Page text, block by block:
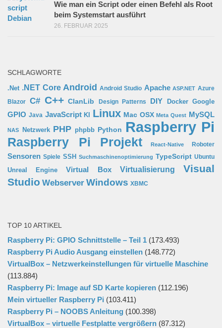
Wie man ein Script oder einen Befehl als Root
beim Systemstart ausführt
26. FEBRUAR 2025
SCHLAGWORTE
.Net .NET Core Android Android Studio Apache ASP.NET Azure
Blazor C# C++ ClanLib Design Patterns DIY Docker Google
GPIO Java JavaScript KI Linux Mac OSX Meta Quest MySQL
NAS Netzwerk PHP phpbb Python Raspberry Pi
Raspberry Pi Projekt React-Native Roboter
Sensoren Spiele SSH Suchmaschinenoptimierung TypeScript Ubuntu
Unreal Engine
Virtual Box Virtualisierung
Visual
Studio Webserver Windows XBMC
TOP 10 ARTIKEL
Raspberry Pi: GPIO Schnittstelle – Teil 1 (173.493)
Raspberry Pi Audio Ausgang einstellen (148.772)
VirtualBox – Netzwerkeinstellungen für virtuelle Maschine
(113.884)
Raspberry Pi: Image auf SD Karte kopieren (112.196)
Mein virtueller Raspberry Pi (103.411)
Raspberry Pi – NOOBS Anleitung (100.398)
VirtualBox – virtuelle Festplatte vergrößern (87.312)